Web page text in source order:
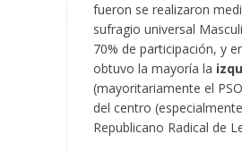
fueron se realizaron
sufragio universal
70% de participación, y
obtuvo la mayoría la
(mayoritariamente el
del centro
Republicano Radical de